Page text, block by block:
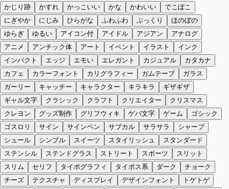
かじり跡
かすれ かっこいい かな かわいい
でこぼこ
にぎやか
にじみ ひらがな ふわふわ ぷっくり
ほのぼの
ゆらぎ
ゆるい アイコン付 アイドル アジアン
アナログ
アニメ
アンチック体 アート イベント イラスト
インク
インパクト
エッジ エモい エレガント カジュアル
カタカナ
カフェ
カラーフォント カリグラフィー ガムテープ
ガラス
ガーリー
キャッチー キャラクター キラキラ
ギザギザ
ギャル文字
クラシック クラフト クリエイター
クリスマス
クレヨン
グッズ制作 グリフウィキ ゲバ文字 ゲーム
ゴシック
ゴスロリ
サイン サインペン サブカル サラサラ
シャープ
シュール
シンプル スイーツ スタイリッシュ
スタンダード
ステンシル
ステンドグラス ストリート スポーツ
スリット
スリム
セリフ タイポグラフィ タイポス系 ダーク
チョーク
チーズ
テクスチャ ディスプレイ デザインフォント
トゲトゲ